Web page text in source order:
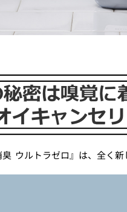
臭 ウルトラゼロ』は、全く